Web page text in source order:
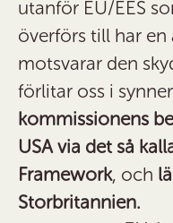
utanför EU/EES
överförs till har en
motsvarar den
förlitar oss i
kommissionens
USA via det så
Framework, och
Storbritannien.